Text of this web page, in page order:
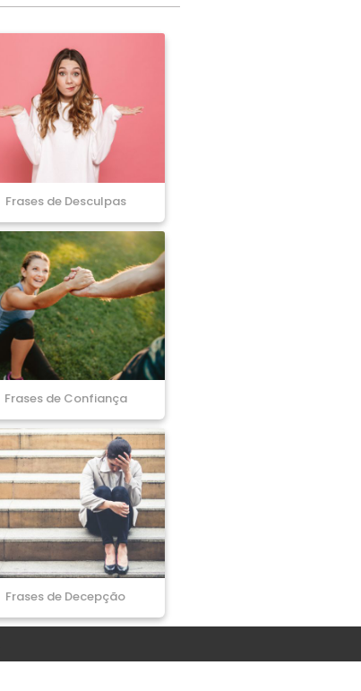
Frases de Desculpas
Frases de Confiança
Frases de Decepção